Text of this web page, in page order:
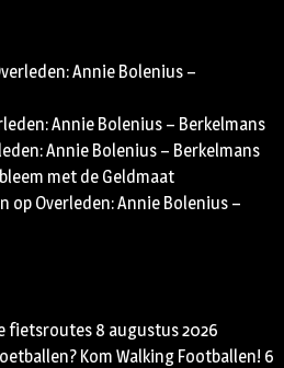
Annie Bolenius –
Annie Bolenius – Berkelmans
Annie Bolenius – Berkelmans
met de Geldmaat
op Overleden: Annie Bolenius –
fietsroutes 8 augustus 2026
Kom Walking Footballen! 6